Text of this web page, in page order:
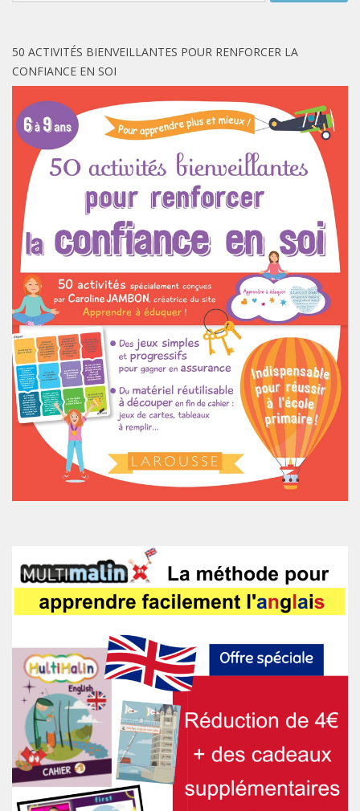
50 ACTIVITÉS BIENVEILLANTES POUR RENFORCER LA
CONFIANCE EN SOI